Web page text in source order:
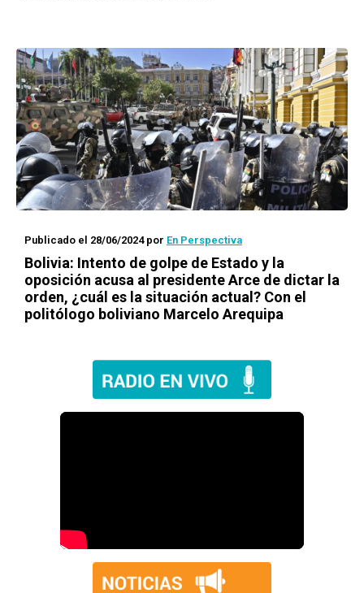
Publicado el 28/06/2024por En Perspectiva
Bolivia: Intento de golpe de Estado y la
oposición acusa al presidente Arce de dictar la
orden, ¿cuál es la situación actual? Con el
politólogo boliviano Marcelo Arequipa